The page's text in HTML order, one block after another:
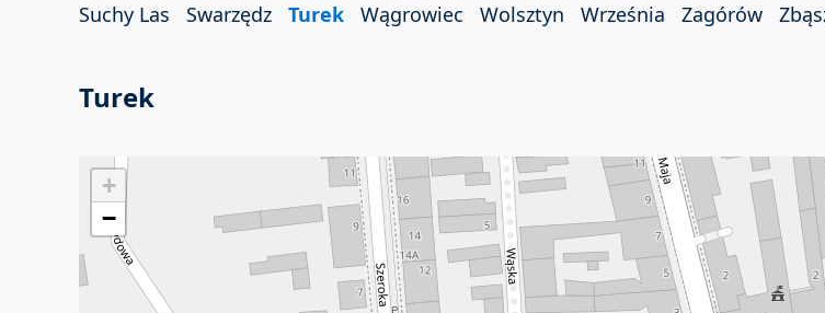
Suchy Las
Swarzędz Turek Wągrowiec Wolsztyn Września Zagórów
Turek
+
−